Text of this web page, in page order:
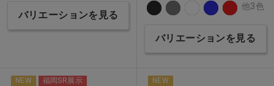
バリエーションを見る
他3色
バリエーションを見る
NEW
福岡SR展示
NEW